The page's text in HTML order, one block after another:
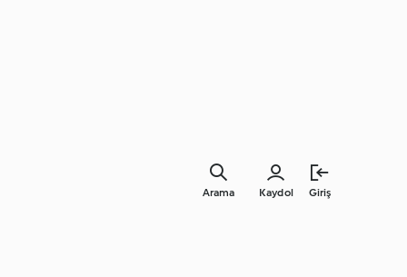
Kaydol Giriş
Arama